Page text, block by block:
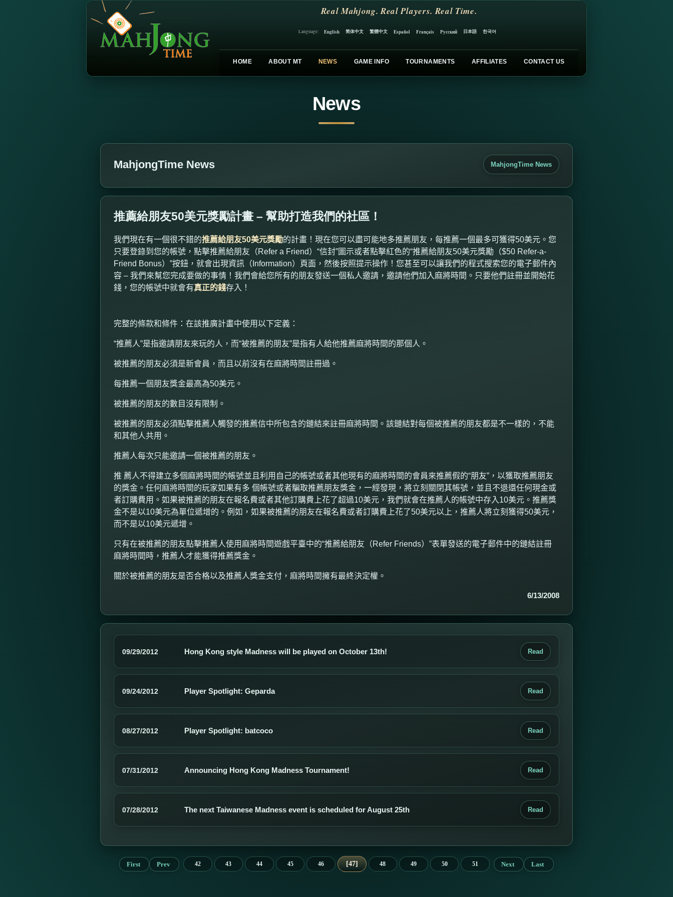
Real Mahjong. Real Players. Real Time.
Language: English 简体中文 繁體中文 Español Français Русский 日本語 한국어
HOME ABOUT MT NEWS GAME INFO TOURNAMENTS AFFILIATES CONTACT US
News
MahjongTime News MahjongTime News
推薦給朋友50美元獎勵計畫 – 幫助打造我們的社區！
我們現在有一個很不錯的推薦給朋友50美元獎勵的計畫！現在您可以盡可能地多推薦朋友，每推薦一個最多可獲得50美元。您
只要登錄到您的帳號，點擊推薦給朋友（Refer a Friend）“信封”圖示或者點擊紅色的“推薦給朋友50美元獎勵（$50 Refer-a-
Friend Bonus）”按鈕，就會出現資訊（ Information）頁面，然後按照提示操作！您甚至可以讓我們的程式搜索您的電子郵件內
容 – 我們來幫您完成要做的事情！我們會給您所有的朋友發送一個私人邀請，邀請他們加入麻將時間。只要他們註冊並開始花
錢，您的帳號中就會有真正的錢存入！
完整的條款和條件：在該推廣計畫中使用以下定義：
“推薦人”是指邀請朋友來玩的人，而“被推薦的朋友”是指有人給他推薦麻將時間的那個人。
被推薦的朋友必須是新會員，而且以前沒有在麻將時間註冊過。
每推薦一個朋友獎金最高為50美元。
被推薦的朋友的數目沒有限制。
被推薦的朋友必須點擊推薦人觸發的推薦信中所包含的鏈結來註冊麻將時間。該鏈結對每個被推薦的朋友都是不一樣的，不能
和其他人共用。
推薦人每次只能邀請一個被推薦的朋友。
推 薦人不得建立多個麻將時間的帳號並且利用自己的帳號或者其他現有的麻將時間的會員來推薦假的“朋友”，以獲取推薦朋友
的獎金。任何麻將時間的玩家如果有多 個帳號或者騙取推薦朋友獎金，一經發現，將立刻關閉其帳號，並且不退還任何現金或
者訂購費用。如果被推薦的朋友在報名費或者其他訂購費上花了超過10美元，我們就會在推薦人的帳號中存入 10美元。推薦獎
金不是以10美元為單位遞增的。例如，如果被推薦的朋友在報名費或者訂購費上花了50美元以上，推薦人將立刻獲得50美元，
而不是以10美元遞增。
只有在被推薦的朋友點擊推薦人使用麻將時間遊戲平臺中的“推薦給朋友（Refer Friends）”表單發送的電子郵件中的鏈結註冊
麻將時間時，推薦人才能獲得推薦獎金。
關於被推薦的朋友是否合格以及推薦人獎金支付，麻將時間擁有最終決定權。
6/13/2008
09/29/2012 Hong Kong style Madness will be played on October 13th! Read
09/24/2012 Player Spotlight: Geparda Read
08/27/2012 Player Spotlight: batcoco Read
07/31/2012 Announcing Hong Kong Madness Tournament! Read
07/28/2012 The next Taiwanese Madness event is scheduled for August 25th Read
First Prev 42 43 44 45 46 47 48 49 50 51 Next Last